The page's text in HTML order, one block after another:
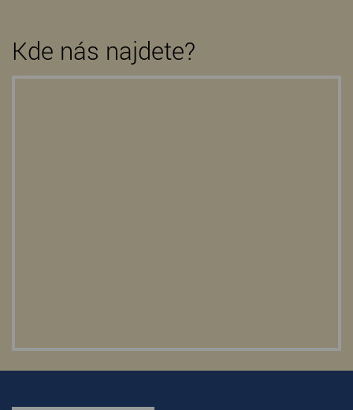
Kde nás najdete?